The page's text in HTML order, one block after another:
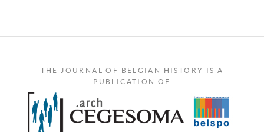
THE JOURNAL OF BELGIAN HISTORY IS A
PUBLICATION OF